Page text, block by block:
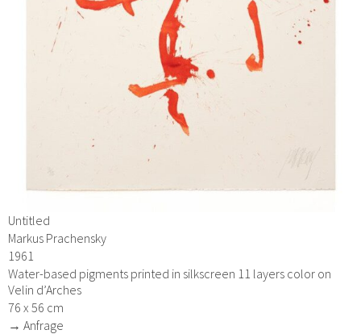
Untitled
Markus Prachensky
1961
Water-based pigments printed in silkscreen 11 layers color on
Velin d’Arches
76 x 56 cm
→ Anfrage